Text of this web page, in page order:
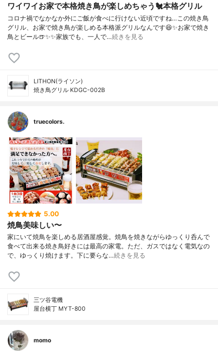
ワイワイお家で本格焼き鳥が楽しめちゃう🐔本格グリル
コロナ禍でなかなか外にご飯が食べに行けない近頃ですね…この焼き鳥
グリル、お家で焼き鳥が楽しめる本格派グリルなんです😆✨お家で焼き
鳥とビール🍺✨✨家族でも、一人で…続きを見る
LITHON(ライソン)
焼き鳥グリル KDGC-002B
truecolors.
5.00
焼鳥美味しい〜
家にいて焼鳥を楽しめる居酒屋感覚。焼鳥を焼きながらゆっくり呑んで
食べて出来る焼き鳥好きには最高の家電。ただ、ガスではなく電気なの
で、ゆっくり焼けます。下に要らな…続きを見る
三ツ谷電機
屋台横丁 MYT-800
momo